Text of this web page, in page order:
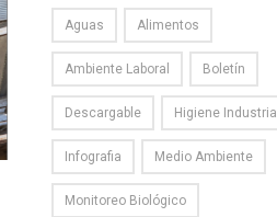
Aguas Alimentos
Ambiente Laboral Boletín
Descargable Higiene Industrial
Infografia Medio Ambiente
Monitoreo Biológico